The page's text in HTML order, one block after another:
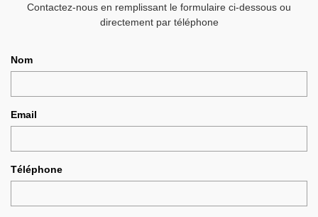
Contactez-nous en remplissant le formulaire ci-dessous ou
directement par téléphone
Nom
Email
Téléphone